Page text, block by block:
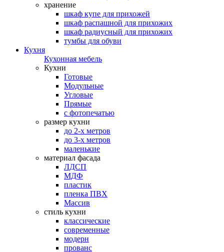
хранение
шкаф купе для прихожей
шкаф распашной для прихожих
шкаф радиусный для прихожих
тумбы для обуви
Кухня
Кухонная мебель
Кухни
Готовые
Модульные
Угловые
Прямые
с фотопечатью
размер кухни
до 2-х метров
до 3-х метров
маленькие
материал фасада
ЛДСП
МДФ
пластик
пленка ПВХ
Массив
стиль кухни
классические
современные
модерн
прованс